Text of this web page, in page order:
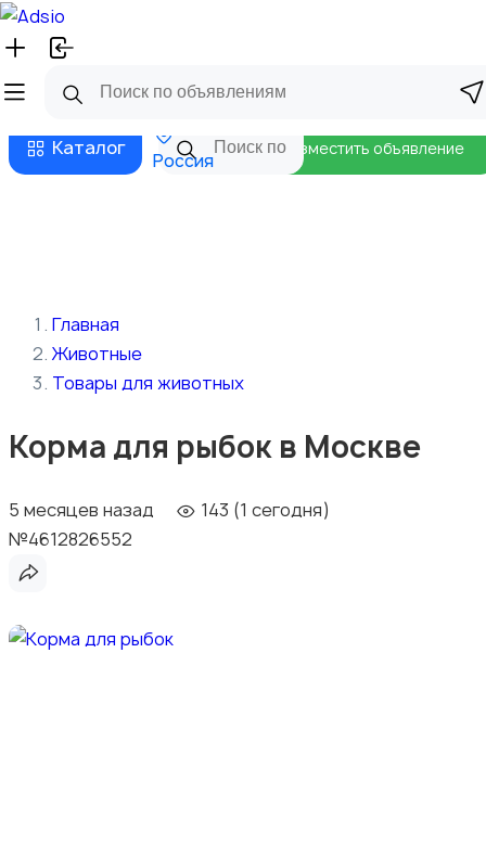
Русский
Бизнес тарифы
Каталог
Россия
Разместить объявление
Главная
Животные
Товары для животных
Корма для рыбок в Москве
5 месяцев назад
143 (1 сегодня)
№4612826552